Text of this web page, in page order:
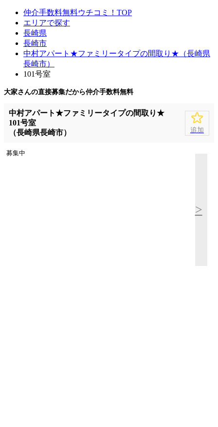
仲介手数料無料ウチコミ！TOP
エリアで探す
長崎県
長崎市
中村アパート★ファミリータイプの間取り★（長崎県
長崎市）
101号室
大家さんの直接募集だから仲介手数料無料
中村アパート★ファミリータイプの間取り★
101号室
（長崎県長崎市）
追加
募集中
>